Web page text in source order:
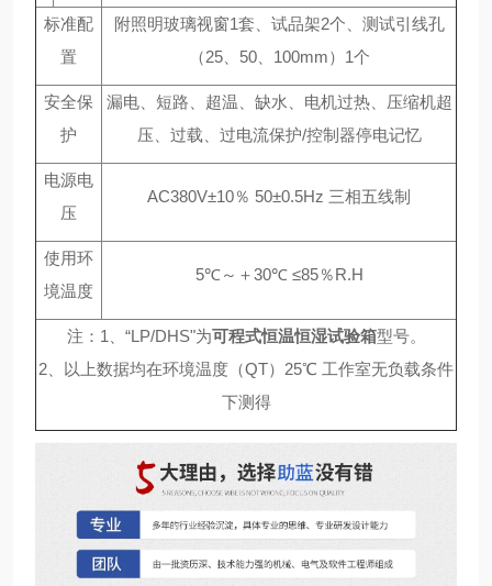
标准配
置
附照明玻璃视窗1套、试品架2个、测试引线孔
（25、50、100mm）1个
安全保
护
漏电、短路、超温、缺水、电机过热、压缩机超
压、过载、过电流保护/控制器停电记忆
电源电
压
AC380V±10％ 50±0.5Hz 三相五线制
使用环
境温度
5℃～＋30℃ ≤85％R.H
注：1、“LP/DHS"为可程式恒温恒湿试验箱型号。
2、以上数据均在环境温度（QT）25℃ 工作室无负载条件
下测得